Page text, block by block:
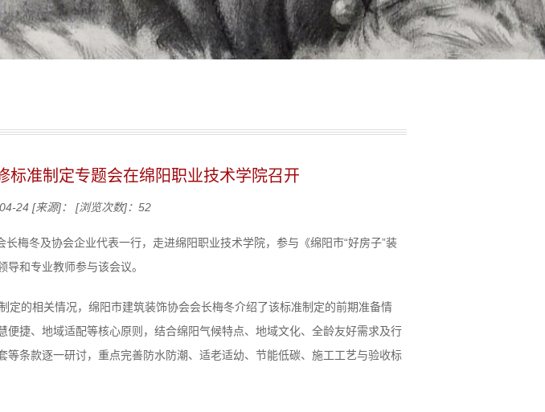
准制定专题会在绵阳职业技术学院召开
24 [来源]： [浏览次数]： 52
梅冬及协会企业代表一行，走进绵阳职业技术学院，参与《绵阳市“好房子”装
和专业教师参与该会议。
的相关情况，绵阳市建筑装饰协会会长梅冬介绍了该标准制定的前期准备情
捷、地域适配等核心原则，结合绵阳气候特点、地域文化、全龄友好需求及行
条款逐一研讨，重点完善防水防潮、适老适幼、节能低碳、施工工艺与验收标